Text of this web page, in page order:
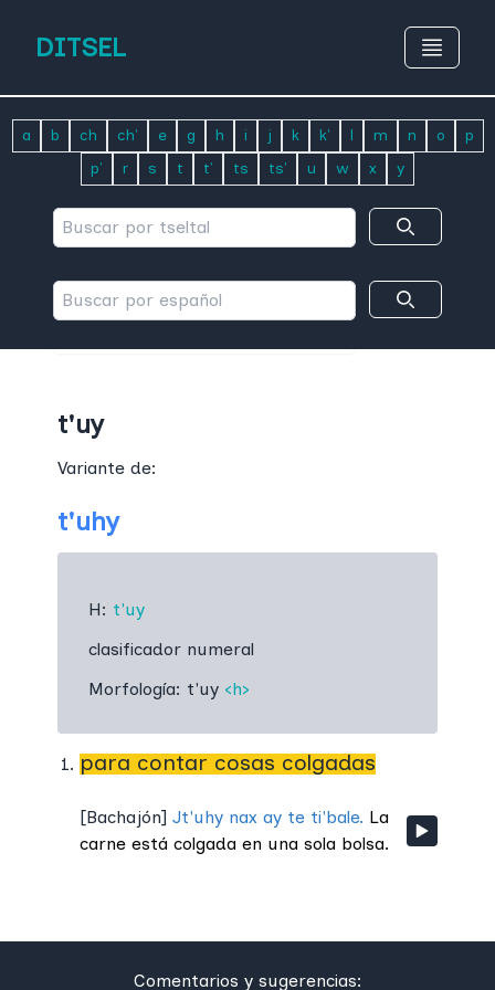
DITSEL
a b ch ch' e g h i j k k' l m n o
p
p'
r s t t' ts ts' u w x y
t'uy
Variante de:
t'uhy
H: t'uy
clasificador numeral
Morfología: t'uy ‹h›
para contar cosas colgadas
[Bachajón] Jt'uhy nax ay te ti'bale. La
carne está colgada en una sola bolsa.
Comentarios y sugerencias: